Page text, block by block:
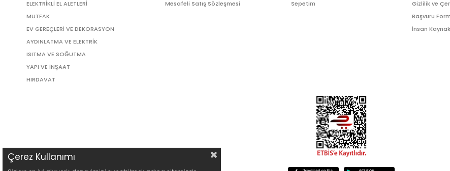
ELEKTRİKLİ EL ALETLERİ
MUTFAK
EV GEREÇLERİ VE DEKORASYON
AYDINLATMA VE ELEKTRİK
ISITMA VE SOĞUTMA
YAPI VE İNŞAAT
HIRDAVAT
Mesafeli Satış Sözleşmesi
Sepetim
Gizlilik ve
Başvuru
İnsan
Çerez Kullanımı